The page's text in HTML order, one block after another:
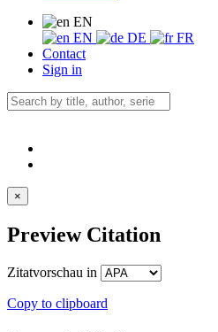
EN
EN
DE
FR
Contact
Sign in
×
Preview Citation
Zitatvorschau in
Copy to clipboard